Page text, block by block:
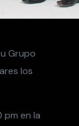
Grupo
los
pm en la